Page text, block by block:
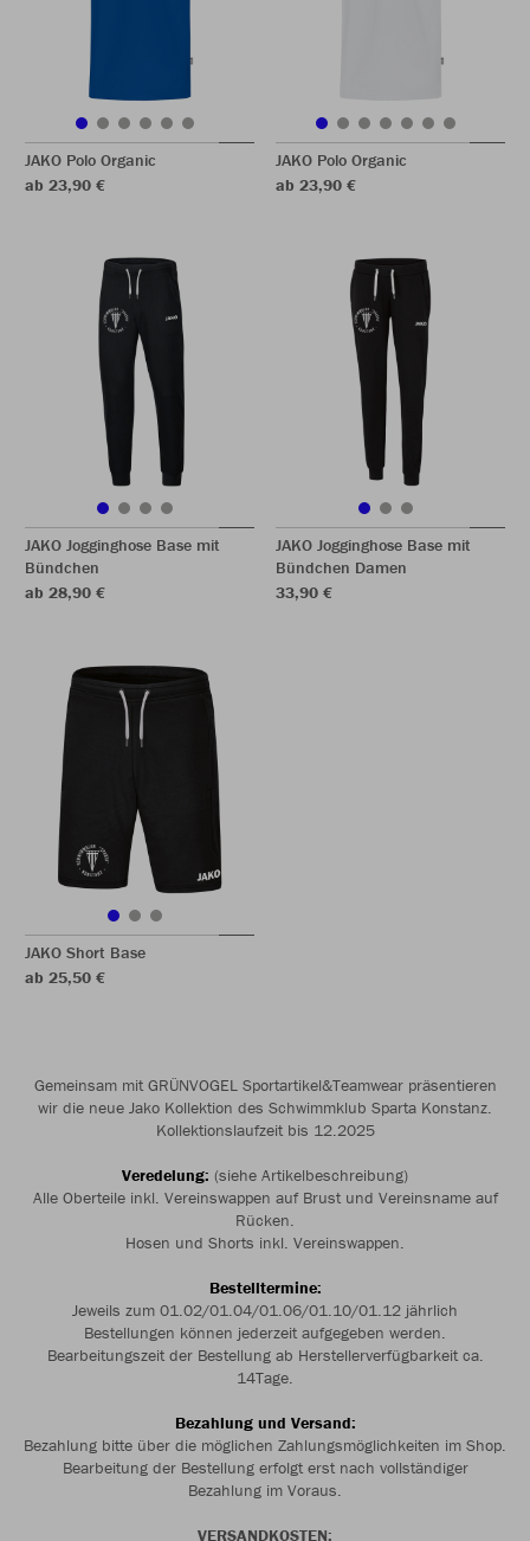
JAKO Polo Organic
ab 23,90 €
JAKO Polo Organic
ab 23,90 €
JAKO Jogginghose Base mit
Bündchen
ab 28,90 €
JAKO Jogginghose Base mit
Bündchen Damen
33,90 €
JAKO Short Base
ab 25,50 €
Gemeinsam mit GRÜNVOGEL Sportartikel&Teamwear präsentieren
wir die neue Jako Kollektion des Schwimmklub Sparta Konstanz.
Kollektionslaufzeit bis 12.2025
Veredelung: (siehe Artikelbeschreibung)
Alle Oberteile inkl. Vereinswappen auf Brust und Vereinsname auf
Rücken.
Hosen und Shorts inkl. Vereinswappen.
Bestelltermine:
Jeweils zum 01.02/01.04/01.06/01.10/01.12 jährlich
Bestellungen können jederzeit aufgegeben werden.
Bearbeitungszeit der Bestellung ab Herstellerverfügbarkeit ca.
14Tage.
Bezahlung und Versand:
Bezahlung bitte über die möglichen Zahlungsmöglichkeiten im Shop.
Bearbeitung der Bestellung erfolgt erst nach vollständiger
Bezahlung im Voraus.
VERSANDKOSTEN: